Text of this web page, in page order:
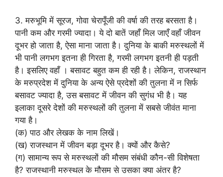
3. मरुभूमि में सूरज, गोवा चेरापूँजी की वर्षा की तरह बरसता है।
पानी कम और गरमी ज्यादा। ये दो बातें जहाँ मिल जाएँ वहाँ जीवन
दूभर हो जाता है, ऐसा माना जाता है। दुनिया के बाकी मरुस्थलों में
भी पानी लगभग इतना ही गिरता है, गरमी लगभग इतनी ही पड़ती
है। इसलिए वहाँ । बसावट बहुत कम ही रही है। लेकिन, राजस्थान
के मरुप्रदेश में दुनिया के अन्य ऐसे प्रदेशों की तुलना में न सिर्फ
बसावट ज्यादा है, उस बसावट में जीवन की सुगंध भी है। यह
इलाका दूसरे देशों की मरुस्थलों की तुलना में सबसे जीवंत माना
गया है।
(क) पाठ और लेखक के नाम लिखें।
(ख) राजस्थान में जीवन बड़ा दूभर है। क्यों और कैसे?
(ग) सामान्य रूप से मरुस्थलों की मौसम संबंधी कौन-सी विशेषता
है? राजस्थानी मरुस्थल के मौसम से उसका क्या अंतर है?